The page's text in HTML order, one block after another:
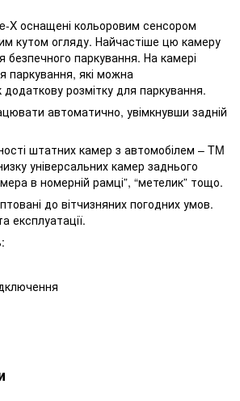
X оснащені кольоровим сенсором
кутом огляду. Найчастіше цю камеру
паркування. На камері
паркування, які можна
розмітку для паркування.
автоматично, увімкнувши задній
штатних камер з автомобілем – TM
універсальних камер заднього
в номерній рамці”, “метелик” тощо.
до вітчизняних погодних умов.
експлуатації.